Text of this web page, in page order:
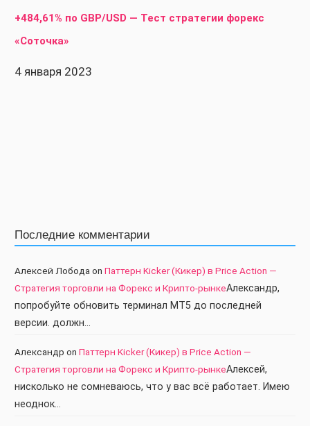
+484,61% по GBP/USD — Тест стратегии форекс
«Соточка»
4 января 2023
Последние комментарии
Алексей Лобода on Паттерн Kicker (Кикер) в Price Action —
Стратегия торговли на Форекс и Крипто-рынкеАлександр,
попробуйте обновить терминал МТ5 до последней
версии. должн…
Александр on Паттерн Kicker (Кикер) в Price Action —
Стратегия торговли на Форекс и Крипто-рынкеАлексей,
нисколько не сомневаюсь, что у вас всё работает. Имею
неоднок…